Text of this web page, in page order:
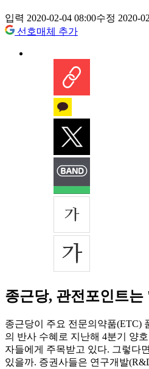
입력 2020-02-04 08:00수정 2020-
선호매체 추가
종근당, 관전포인트
종근당이 주요 전문의약품(ETC)
의 반사 수혜로 지난해 4분기 양
자들에게 주목받고 있다. 그렇다
있을까. 증권사들은 연구개발